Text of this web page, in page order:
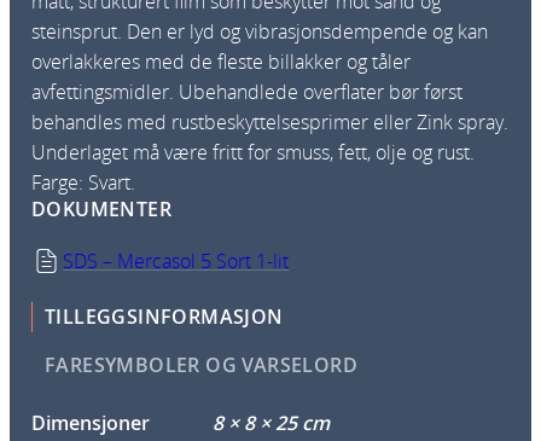
steinsprut. Den er lyd­ og vibrasjonsdempende og kan
overlakkeres med de fleste billakker og tåler
avfettingsmidler. Ubehandlede overflater bør først
behandles med rustbeskyttelsesprimer eller Zink spray.
Underlaget må være fritt for smuss, fett, olje og rust.
Farge: Svart.
DOKUMENTER
SDS – Mercasol 5 Sort 1-lit
TILLEGGSINFORMASJON
FARESYMBOLER OG VARSELORD
Dimensjoner 8 × 8 × 25 cm